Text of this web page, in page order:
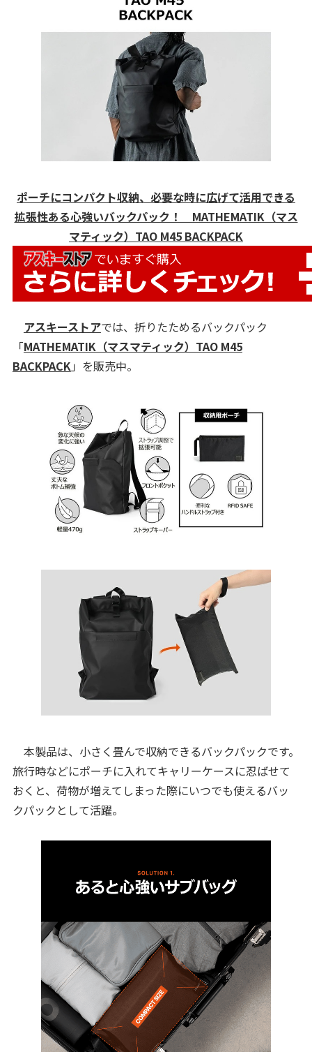
ポーチにコンパクト収納、必要な時に広げて活用できる
拡張性ある心強いバックパック！ MATHEMATIK（マス
マティック）TAO M45 BACKPACK
アスキーストアでは、折りたためるバックパック
「MATHEMATIK（マスマティック）TAO M45
BACKPACK」を販売中。
本製品は、小さく畳んで収納できるバックパックです。
旅行時などにポーチに入れてキャリーケースに忍ばせて
おくと、荷物が増えてしまった際にいつでも使えるバッ
クパックとして活躍。